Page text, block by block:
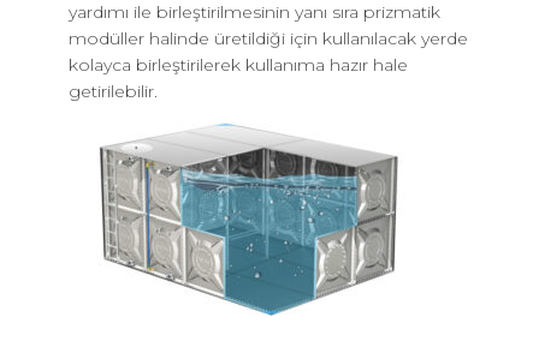
yardımı ile birleştirilmesinin yanı sıra prizmatik
modüller halinde üretildiği için kullanılacak yerde
kolayca birleştirilerek kullanıma hazır hale
getirilebilir.